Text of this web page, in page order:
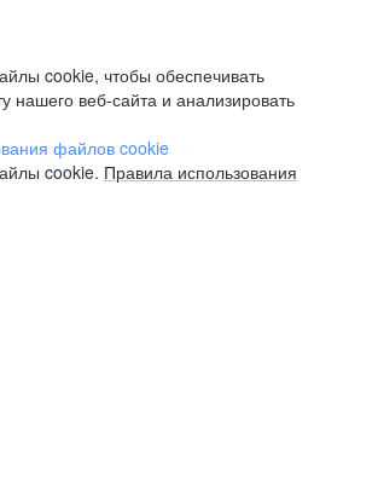
cookie, чтобы обеспечивать
нашего веб-сайта и анализировать
файлов cookie
cookie. Правила использования